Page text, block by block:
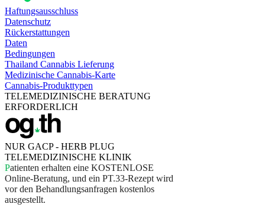
Haftungsausschluss
Datenschutz
Rückerstattungen
Daten
Bedingungen
Thailand Cannabis Lieferung
Medizinische Cannabis-Karte
Cannabis-Produkttypen
TELEMEDIZINISCHE BERATUNG
ERFORDERLICH
NUR GACP - HERB PLUG
TELEMEDIZINISCHE KLINIK
Patienten erhalten eine KOSTENLOSE
Online-Beratung, und ein PT.33-Rezept wird
vor den Behandlungsanfragen kostenlos
ausgestellt.